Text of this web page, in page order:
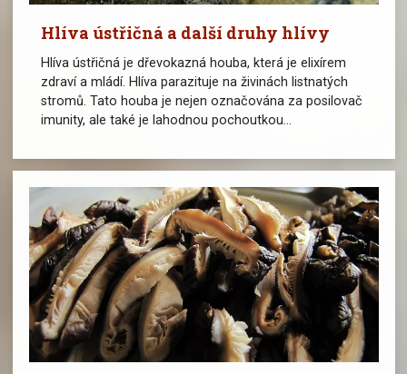
Hlíva ústřičná a další druhy hlívy
Hlíva ústřičná je dřevokazná houba, která je elixírem
zdraví a mládí. Hlíva parazituje na živinách listnatých
stromů. Tato houba je nejen označována za posilovač
imunity, ale také je lahodnou pochoutkou...